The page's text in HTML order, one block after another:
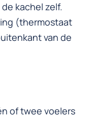
kachel zelf.
(thermostaat
van de
of twee voelers